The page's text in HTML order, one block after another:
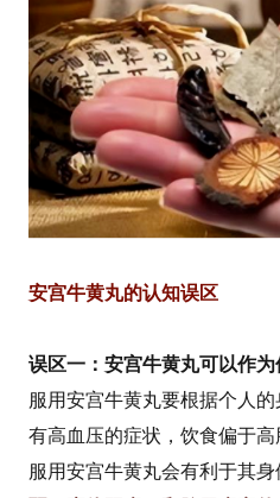
安宫牛黄丸的认知误区
误区一：安宫牛黄丸可以作
服用安宫牛黄丸要根据个人
有高血压的症状，饮食偏于
服用安宫牛黄丸会有利于其